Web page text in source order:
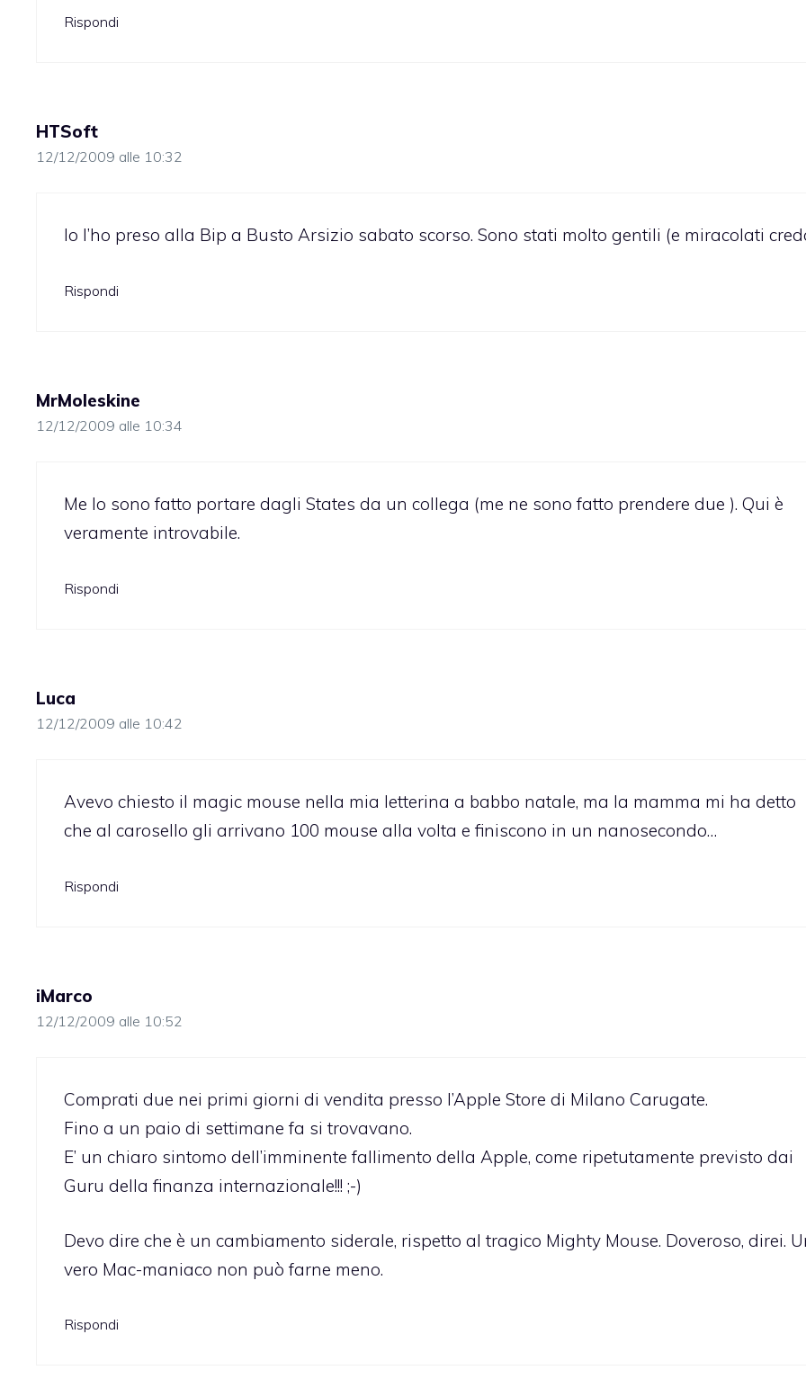
Rispondi
HTSoft
12/12/2009 alle 10:32
Io l’ho preso alla Bip a Busto Arsizio sabato scorso. Sono stati molto gentili (e miracolati
Rispondi
MrMoleskine
12/12/2009 alle 10:34
Me lo sono fatto portare dagli States da un collega (me ne sono fatto prendere due ). Qui è
veramente introvabile.
Rispondi
Luca
12/12/2009 alle 10:42
Avevo chiesto il magic mouse nella mia letterina a babbo natale, ma la mamma mi ha detto
che al carosello gli arrivano 100 mouse alla volta e finiscono in un nanosecondo…
Rispondi
iMarco
12/12/2009 alle 10:52
Comprati due nei primi giorni di vendita presso l’Apple Store di Milano Carugate.
Fino a un paio di settimane fa si trovavano.
E’ un chiaro sintomo dell’imminente fallimento della Apple, come ripetutamente previsto dai
Guru della finanza internazionale!!! ;-)
Devo dire che è un cambiamento siderale, rispetto al tragico Mighty Mouse. Doveroso, direi.
vero Mac-maniaco non può farne meno.
Rispondi